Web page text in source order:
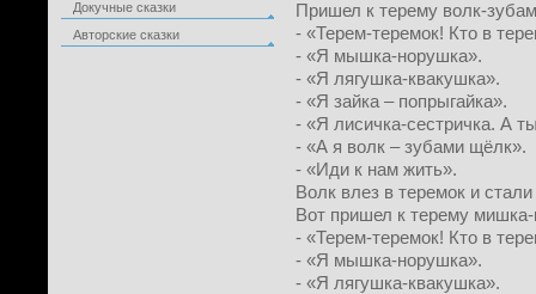
Докучные сказки
Авторские сказки
Пришел к терему волк-
- «Терем-теремок! Кто в
- «Я мышка-норушка».
- «Я лягушка-квакушка».
- «Я зайка – попрыгайка».
- «Я лисичка-сестричка. А
- «А я волк – зубами щёлк».
- «Иди к нам жить».
Волк влез в теремок и
Вот пришел к терему
- «Терем-теремок! Кто в
- «Я мышка-норушка».
- «Я лягушка-квакушка».